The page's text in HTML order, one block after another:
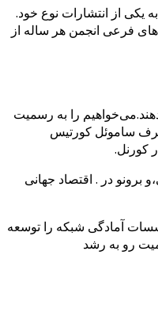
از انتشارات نوع خود.
فرعی انجمن هر ساله از
را به رسمیت
ساموئل کورتیس
در . اقتصاد جهانی
آمادگی شبکه را توسعه
رو به رشد